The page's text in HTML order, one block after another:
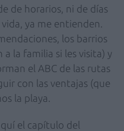
de horarios, ni de días
ya me entienden.
los barrios
la familia si les visita) y
el ABC de las rutas
con las ventajas (que
la playa.
el capítulo del